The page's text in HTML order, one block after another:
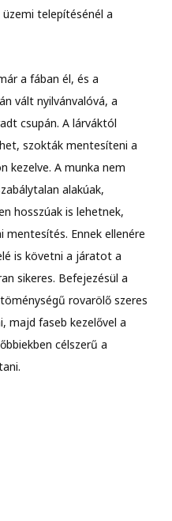
telepítésénél a
a fában él, és a
vált nyilvánvalóvá, a
csupán. A lárváktól
szokták mentesíteni a
kezelve. A munka nem
alakúak,
hosszúak is lehetnek,
Ennek ellenére
is követni a járatot a
sikeres. Befejezésül a
rovarölő szeres
majd faseb kezelővel a
célszerű a